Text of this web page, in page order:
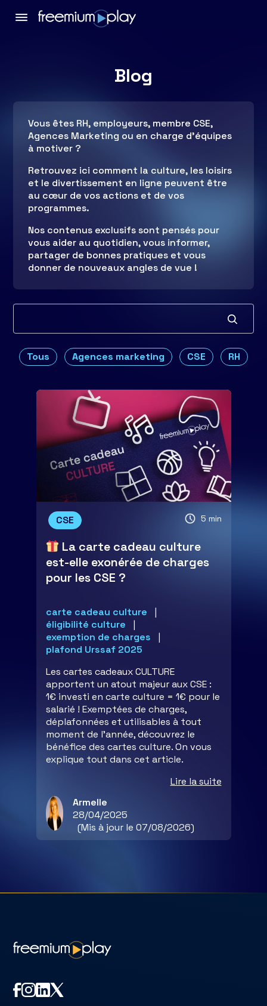
Blog
Vous êtes RH, employeurs, membre CSE,
Agences Marketing ou en charge d’équipes
à motiver ?
Retrouvez ici comment la culture, les loisirs
et le divertissement en ligne peuvent être
au cœur de vos actions et de vos
programmes.
Nos contenus exclusifs sont pensés pour
vous aider au quotidien, vous informer,
partager de bonnes pratiques et vous
donner de nouveaux angles de vue !
Tous Agences marketing CSE RH
CSE 5 min
La carte cadeau culture
est-elle exonérée de charges
pour les CSE ?
carte cadeau culture
éligibilité culture
exemption de charges
plafond Urssaf 2025
Les cartes cadeaux CULTURE
apportent un atout majeur aux CSE :
1€ investi en carte culture = 1€ pour le
salarié ! Exemptées de charges,
déplafonnées et utilisables à tout
moment de l'année, découvrez le
bénéfice des cartes culture. On vous
explique tout dans cet article.
Lire la suite
Armelle
28/04/2025
(Mis à jour le 07/08/2026)